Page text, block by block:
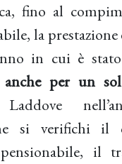
fino al
la
in cui è
anche per un
si verifichi il
pensionabile, il